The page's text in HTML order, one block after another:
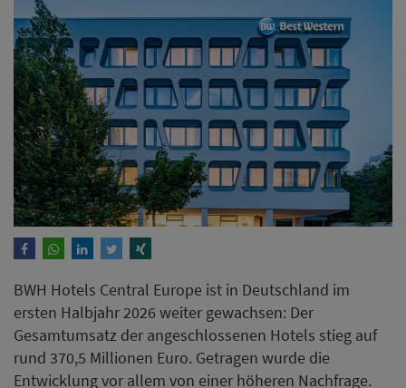
BWH Hotels Central Europe ist in Deutschland im
ersten Halbjahr 2026 weiter gewachsen: Der
Gesamtumsatz der angeschlossenen Hotels stieg auf
rund 370,5 Millionen Euro. Getragen wurde die
Entwicklung vor allem von einer höheren Nachfrage.
Weiterlesen
Expedia hebt nach starkem
zweiten Quartal
Jahresprognose an